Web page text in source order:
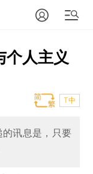
个人主义
T中
讯息是，只要